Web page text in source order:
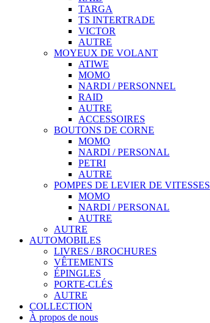
TARGA
TS INTERTRADE
VICTOR
AUTRE
MOYEUX DE VOLANT
ATIWE
MOMO
NARDI / PERSONNEL
RAID
AUTRE
ACCESSOIRES
BOUTONS DE CORNE
MOMO
NARDI / PERSONAL
PETRI
AUTRE
POMPES DE LEVIER DE VITESSES
MOMO
NARDI / PERSONAL
AUTRE
AUTRE
AUTOMOBILES
LIVRES / BROCHURES
VÊTEMENTS
ÉPINGLES
PORTE-CLÉS
AUTRE
COLLECTION
À propos de nous